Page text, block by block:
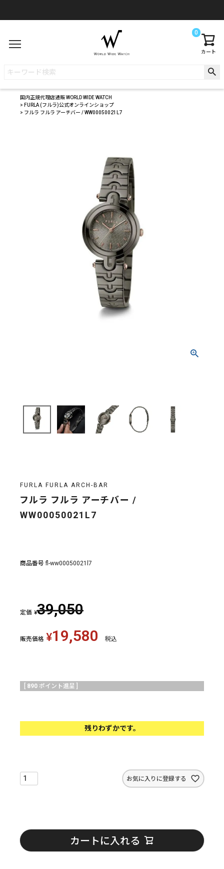
カート
0
国内正規代理店通販 WORLD WIDE WATCH
FURLA (フルラ)公式オンラインショップ
フルラ フルラ アーチバー / WW00050021L7
FURLA FURLA ARCH-BAR
フルラ フルラ アーチバー /
WW00050021L7
商品番号 fl-ww00050021l7
定価 ¥39,050
販売価格 ¥19,580 税込
890 ポイント進呈 ]
残りわずかです。
お気に入りに登録する
カートに入れる